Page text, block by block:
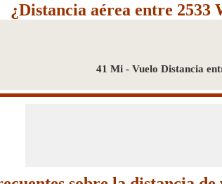
¿Distancia aérea entre
41 Mi - Vuelo Distancia